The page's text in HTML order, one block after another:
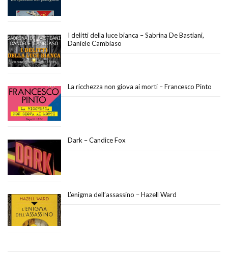
I delitti della luce bianca – Sabrina De Bastiani,
Daniele Cambiaso
La ricchezza non giova ai morti – Francesco Pinto
Dark – Candice Fox
L’enigma dell’assassino – Hazell Ward